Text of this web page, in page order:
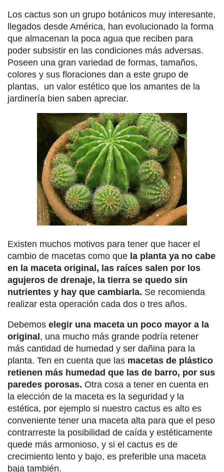
Los cactus son un grupo botánicos muy interesante,
llegados desde América, han evolucionado la forma
que almacenan la poca agua que reciben para
poder subsistir en las condiciones más adversas.
Poseen una gran variedad de formas, tamaños,
colores y sus floraciones dan a este grupo de
plantas, un valor estético que los amantes de la
jardinería bien saben apreciar.
Existen muchos motivos para tener que hacer el
cambio de macetas como que la planta ya no cabe
en la maceta original, las raíces salen por los
agujeros de drenaje, la tierra se quedo sin
nutrientes y hay que cambiarla. Se recomienda
realizar esta operación cada dos o tres años.
Debemos elegir una maceta un poco mayor a la
original , una mucho más grande podría retener
más cantidad de humedad y ser dañina para la
planta. Ten en cuenta que las macetas de plástico
retienen más humedad que las de barro, por sus
paredes porosas. Otra cosa a tener en cuenta en
la elección de la maceta es la seguridad y la
estética, por ejemplo si nuestro cactus es alto es
conveniente tener una maceta alta para que el peso
contrarreste la posibilidad de caída y estéticamente
quede más armonioso, y si el cactus es de
crecimiento lento y bajo, es preferible una maceta
baja también.